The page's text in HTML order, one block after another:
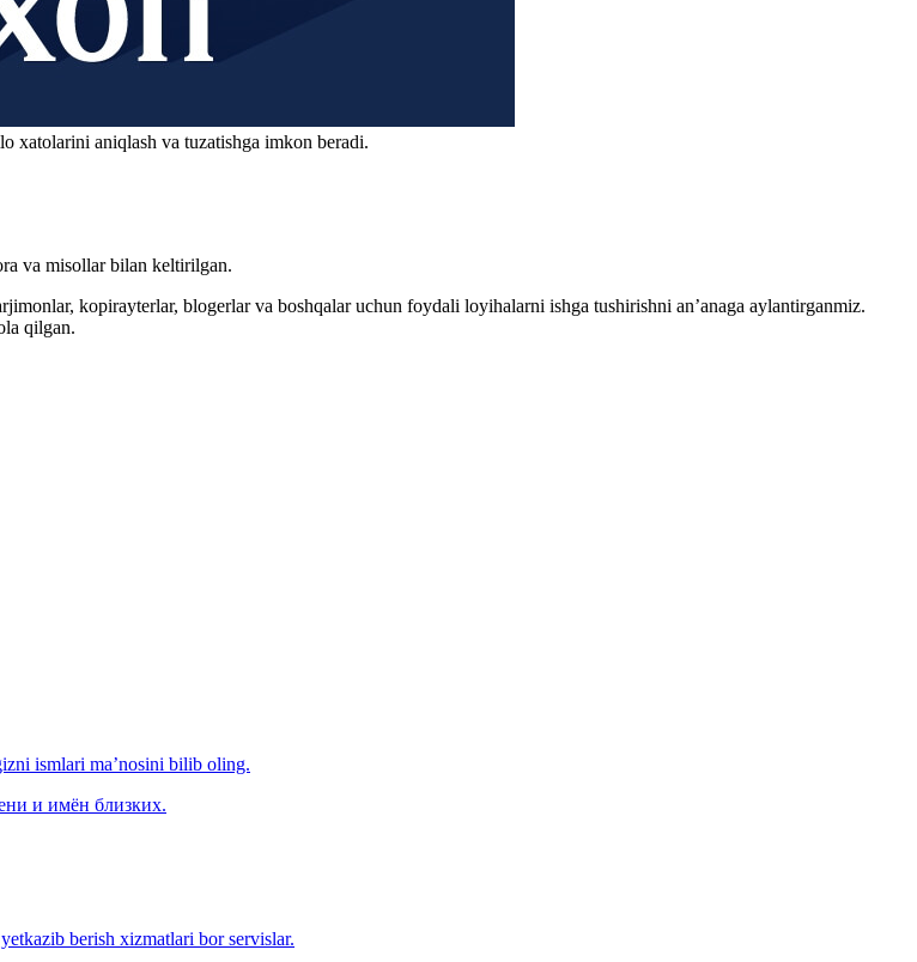
xatolarini aniqlash va tuzatishga imkon beradi.
va misollar bilan keltirilgan.
kopirayterlar, blogerlar va boshqalar uchun foydali loyihalarni ishga tushirishni an’anaga aylantirganmiz.
qilgan.
ismlari ma’nosini bilib oling.
и имён близких.
berish xizmatlari bor servislar.